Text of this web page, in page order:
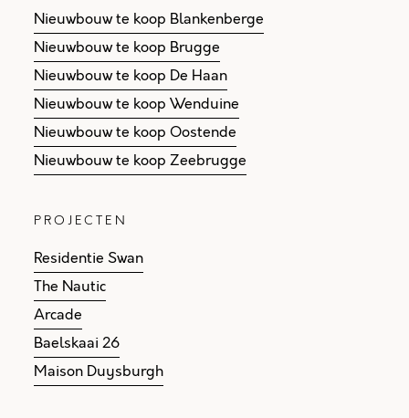
Nieuwbouw te koop Blankenberge
Nieuwbouw te koop Brugge
Nieuwbouw te koop De Haan
Nieuwbouw te koop Wenduine
Nieuwbouw te koop Oostende
Nieuwbouw te koop Zeebrugge
PROJECTEN
Residentie Swan
The Nautic
Arcade
Baelskaai 26
Maison Duysburgh